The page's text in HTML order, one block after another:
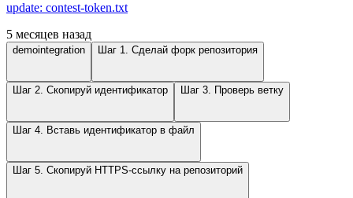
update: contest-token.txt
5 месяцев назад
demointegration Шаг 1. Сделай форк репозитория
Шаг 2. Скопируй идентификатор Шаг 3. Проверь ветку
Шаг 4. Вставь идентификатор в файл
Шаг 5. Скопируй HTTPS-ссылку на репозиторий